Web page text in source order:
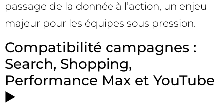
passage de la donnée à l’action, un enjeu
majeur pour les équipes sous pression.
Compatibilité campagnes :
Search, Shopping,
Performance Max et YouTube
▶️